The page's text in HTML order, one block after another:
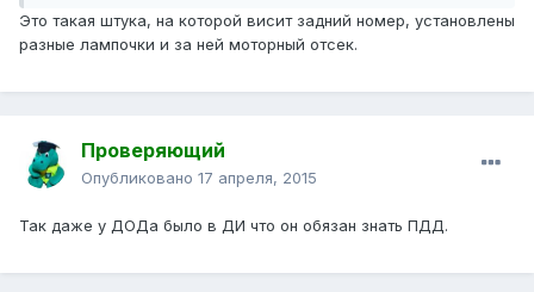
Это такая штука, на которой висит задний номер, установлены
разные лампочки и за ней моторный отсек.
Проверяющий
Опубликовано 17 апреля, 2015
Так даже у ДОДа было в ДИ что он обязан знать ПДД.